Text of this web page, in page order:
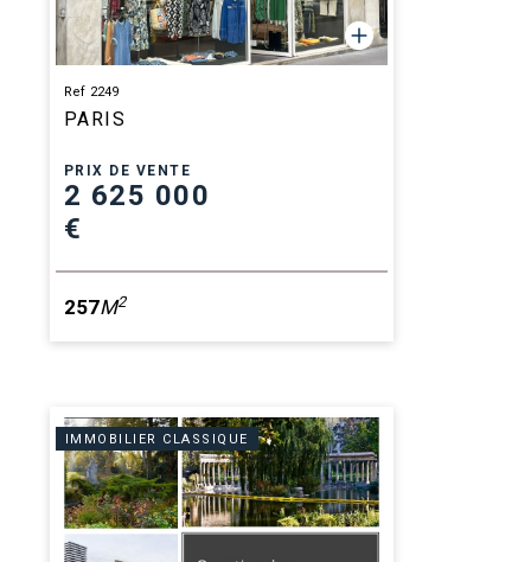
Ref 2249
PARIS
PRIX DE VENTE
2 625 000
€
257M2
IMMOBILIER CLASSIQUE